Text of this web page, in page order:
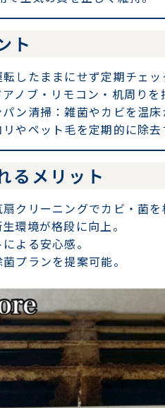
ト
転したままにせず定期チェッ
ノブ・リモコン・机周りを
ン清掃 ：雑菌やカビを温床
リやペット毛を定期的に除
るメリット
クリーニングでカビ・菌を
環境が格段に向上。
による安心感。
プランを提案可能。